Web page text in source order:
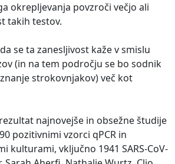
okrepljevanja povzroči večjo ali
takih testov.
se ta zanesljivost kaže v smislu
(in na tem področju se bo sodnik
strokovnjakov) več kot
najnovejše in obsežne študije
pozitivnimi vzorci qPCR in
kulturami, vključno 1941 SARS-CoV-